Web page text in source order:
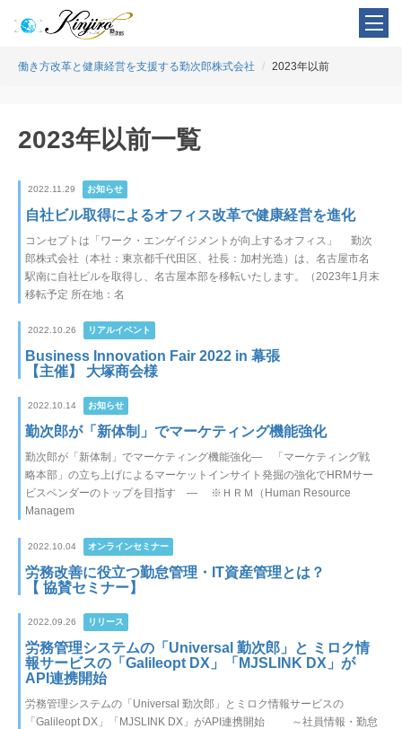
働き方改革と健康経営を支援する勤次郎株式会社 2023年以前
2023年以前一覧
2022.11.29 お知らせ
自社ビル取得によるオフィス改革で健康経営を進化
コンセプトは「ワーク・エンゲイジメントが向上するオフィス」 勤次
郎株式会社（本社：東京都千代田区、社長：加村光造）は、名古屋市名
駅南に自社ビルを取得し、名古屋本部を移転いたします。（2023年1月末
移転予定 所在地：名
2022.10.26 リアルイベント
Business Innovation Fair 2022 in 幕張
【主催】 大塚商会様
2022.10.14 お知らせ
勤次郎が「新体制」でマーケティング機能強化
勤次郎が「新体制」でマーケティング機能強化― 「マーケティング戦
略本部」の立ち上げによるマーケットインサイト発掘の強化でHRMサー
ビスベンダーのトップを目指す ― ※ＨＲＭ（Human Resource
Managem
2022.10.04 オンラインセミナー
労務改善に役立つ勤怠管理・IT資産管理とは？
【 協賛セミナー】
2022.09.26 リリース
労務管理システムの「Universal 勤次郎」と ミロク情
報サービスの「Galileopt DX」「MJSLINK DX」が
API連携開始
労務管理システムの「Universal 勤次郎」とミロク情報サービスの
「Galileopt DX」「MJSLINK DX」がAPI連携開始 ～社員情報・勤怠